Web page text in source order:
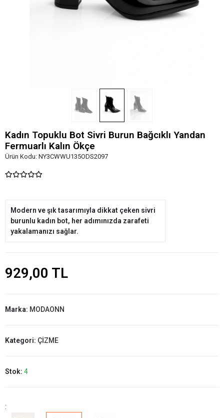
Kadın Topuklu Bot Sivri Burun Bağcıklı Yandan
Fermuarlı Kalın Ökçe
Ürün Kodu: NY3CWWU135ODS2097
Modern ve şık tasarımıyla dikkat çeken sivri
burunlu kadın bot, her adımınızda zarafeti
yakalamanızı sağlar.
929,00 TL
Marka: MODAONN
Kategori: ÇİZME
Stok: 4
: